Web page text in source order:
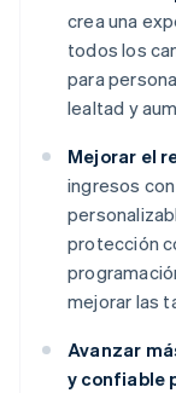
crea una
todos los
para
lealtad y
Mejorar el
ingresos
protección
mejorar las
Avanzar
y confiable